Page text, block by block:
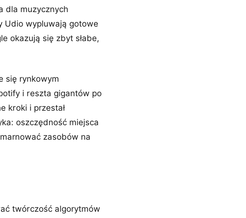
dla muzycznych
Udio wypluwają gotowe
okazują się zbyt słabe,
się rynkowym
i reszta gigantów po
kroki i przestał
oszczędność miejsca
zasobów na
twórczość algorytmów